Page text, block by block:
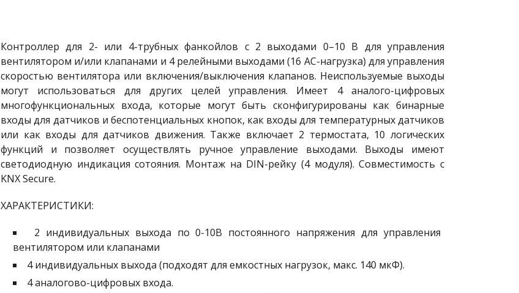
Контроллер для 2- или 4-трубных фанкойлов с 2 выходами 0–10 В для управления
вентилятором и/или клапанами и 4 релейными выходами (16 АC-нагрузка) для управления
скоростью вентилятора или включения/выключения клапанов. Неиспользуемые выходы
могут использоваться для других целей управления. Имеет 4 аналого-цифровых
многофункциональных входа, которые могут быть сконфигурированы как бинарные
входы для датчиков и беспотенциальных кнопок, как входы для температурных датчиков
или как входы для датчиков движения. Также включает 2 термостата, 10 логических
функций и позволяет осуществлять ручное управление выходами. Выходы имеют
светодиодную индикация сотояния. Монтаж на DIN-рейку (4 модуля). Совместимость с
KNX Secure.
ХАРАКТЕРИСТИКИ:
2 индивидуальных выхода по 0-10В постоянного напряжения для управления
вентилятором или клапанами
4 индивидуальных выхода (подходят для емкостных нагрузок, макс. 140 мкФ).
4 аналогово-цифровых входа.